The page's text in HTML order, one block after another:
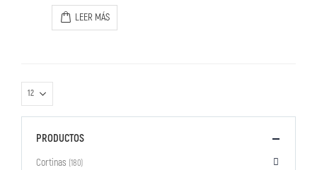
0out of 5
LEER MÁS
PRODUCTOS
Cortinas (180)